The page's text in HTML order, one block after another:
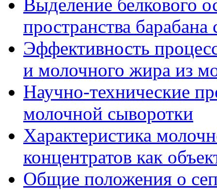
Выделение белкового
пространства барабана
Эффективность
и молочного жира из
Научно-технические
молочной сыворотки
Характеристика
концентратов как
Общие положения о